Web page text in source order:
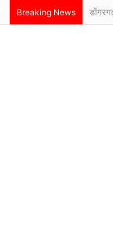
Breaking News